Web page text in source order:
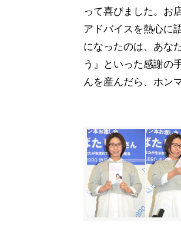
って喜びました。お
アドバイスを熱心に
になったのは、あな
う』といった感謝の
んを産んだら、ホン